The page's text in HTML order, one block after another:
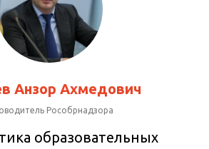
Анзор Ахмедович
Рособрнадзора
образовательных